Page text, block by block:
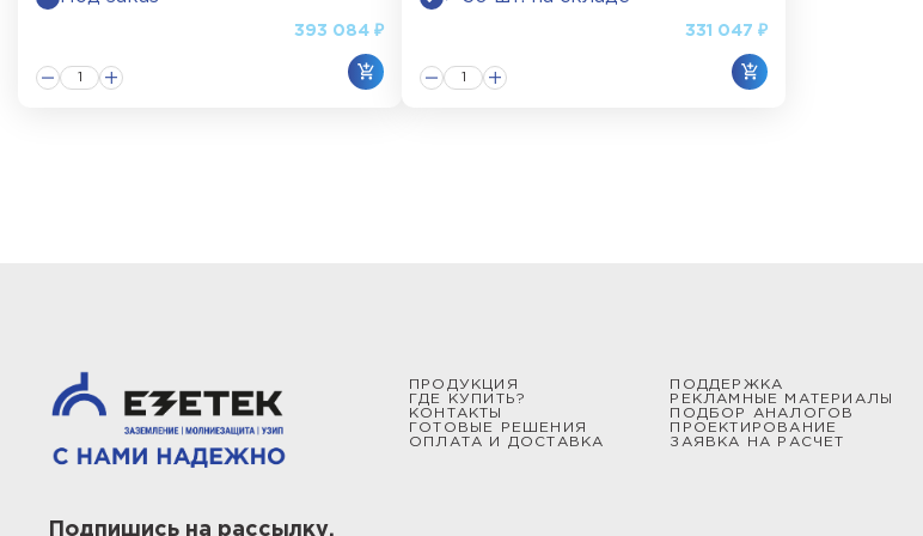
Мачты и молниеотводы секционные типа СММ изготовлены из алюминиевых секций,
защитную конструкцию от 2,3 до 22,5 метров.
Мачты и молниеотводы телескопические типа СМТ выполнены из стальных секций и
393 084 ₽ 331 047 ₽
ПРОДУКЦИЯ
ГДЕ КУПИТЬ?
КОНТАКТЫ
ГОТОВЫЕ РЕШЕНИЯ
ОПЛАТА И ДОСТАВКА
ПОДДЕРЖКА
РЕКЛАМНЫЕ МАТЕРИАЛЫ
ПОДБОР АНАЛОГОВ
ПРОЕКТИРОВАНИЕ
ЗАЯВКА НА РАСЧЕТ
Подпишись на рассылку,